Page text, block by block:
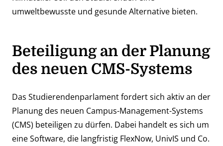
umweltbewusste und gesunde Alternative bieten.
Beteiligung an der Planung
des neuen CMS-Systems
Das Studierendenparlament fordert sich aktiv an der
Planung des neuen Campus-Management-Systems
(CMS) beteiligen zu dürfen. Dabei handelt es sich um
eine Software, die langfristig FlexNow, UnivIS und Co.